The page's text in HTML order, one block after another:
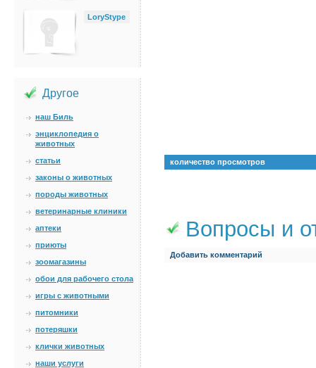
LoryStype
Другое
наш Биль
энциклопедия о
животных
статьи
законы о животных
породы животных
ветеринарные клиники
аптеки
приюты
зоомагазины
обои для рабочего стола
игры с животными
питомники
потеряшки
клички животных
наши услуги
количество просмотров
Вопросы и
Добавить комментарий